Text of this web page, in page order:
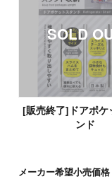
[販売終了]ドアポケ
ンド
メーカー希望小売価格